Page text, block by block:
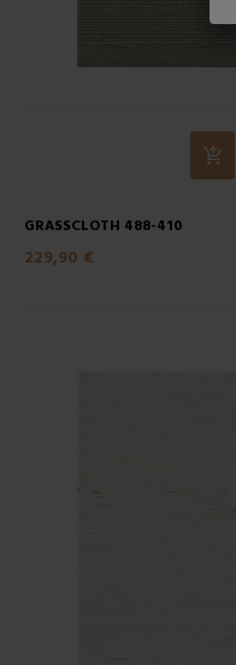
GRASSCLOTH 488-410
229,90 €